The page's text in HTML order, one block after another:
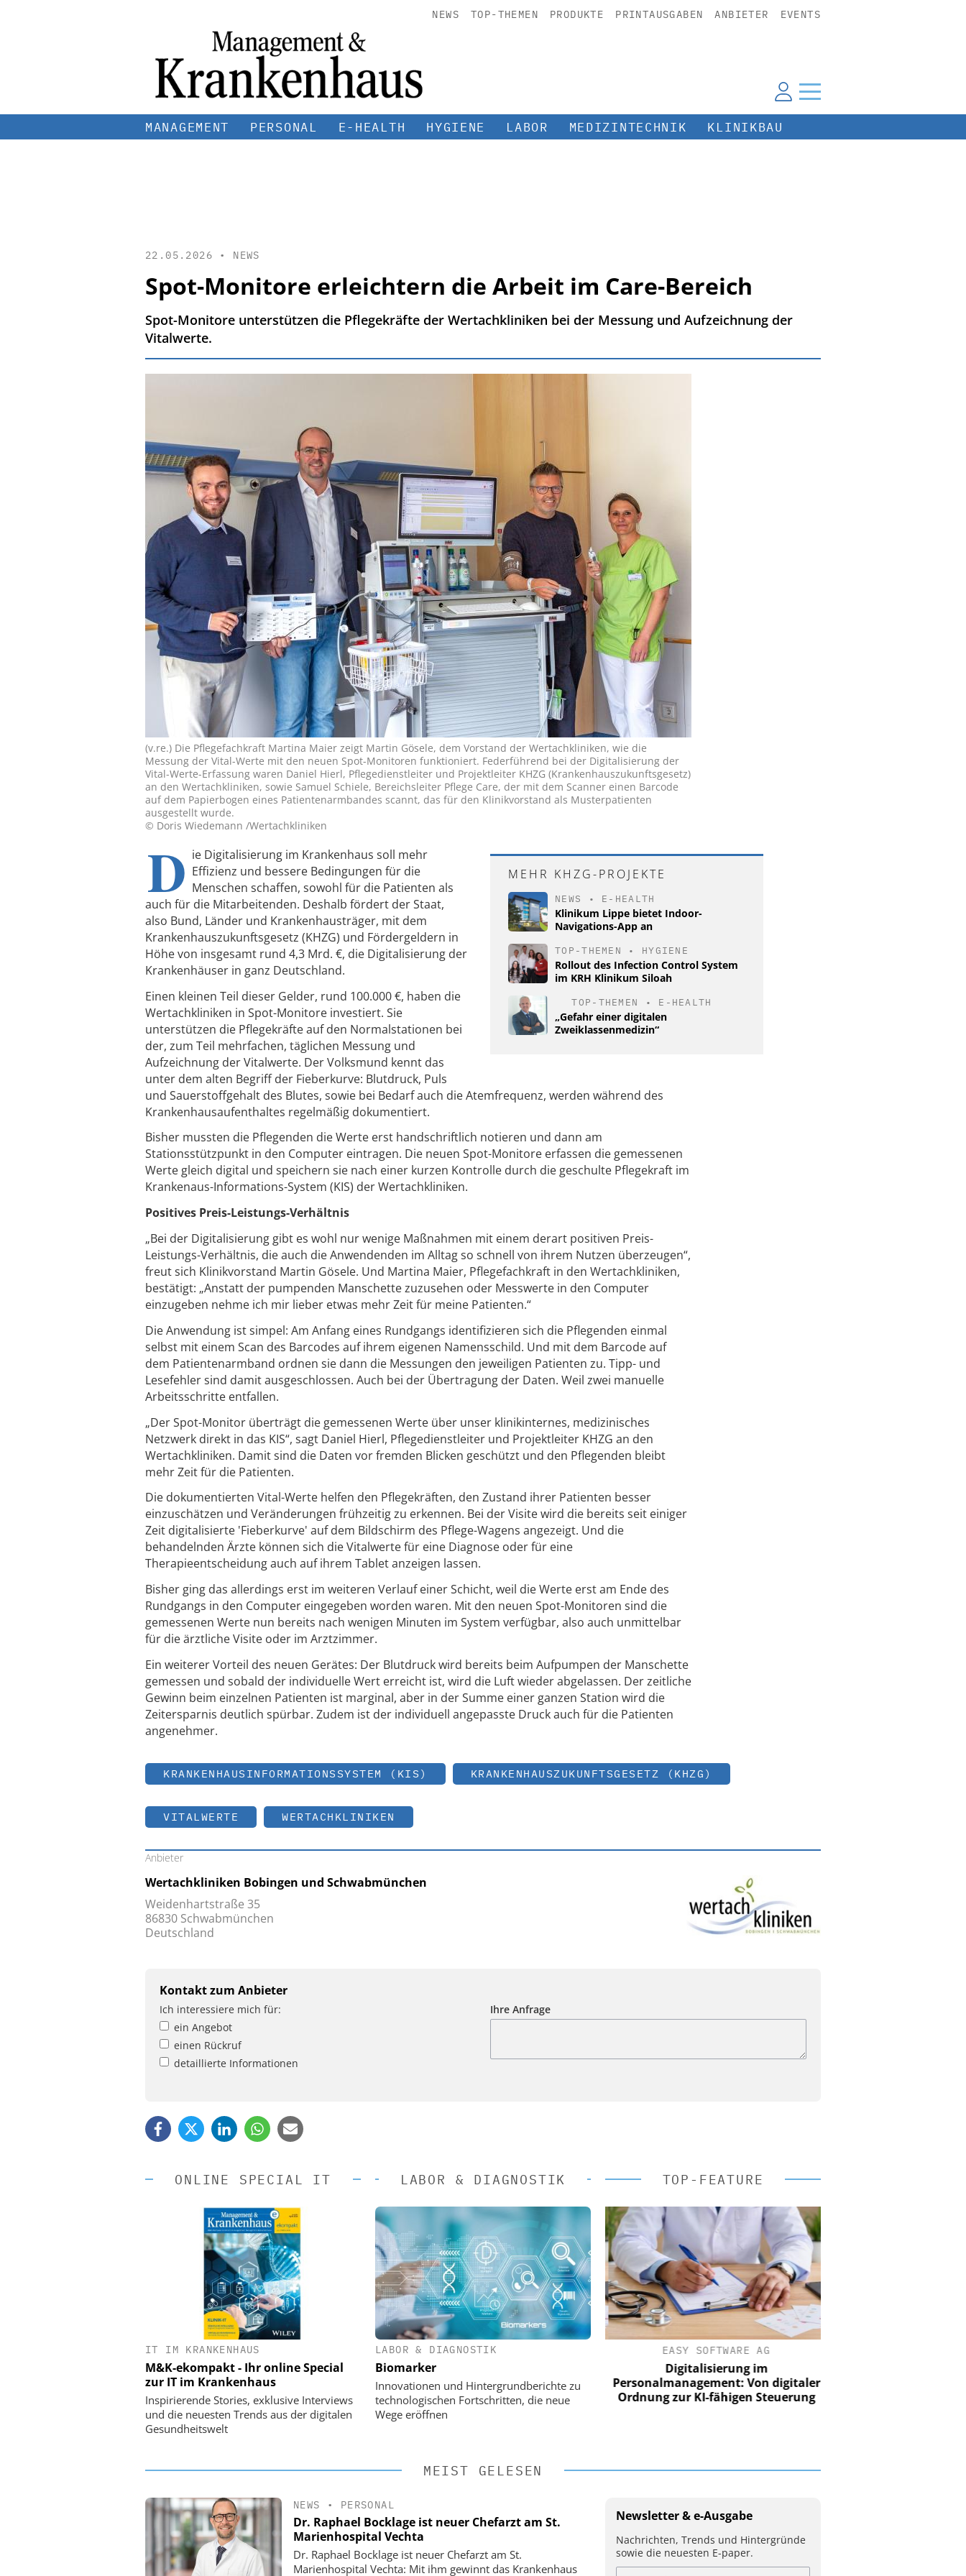
NEWS TOP-THEMEN PRODUKTE PRINTAUSGABEN ANBIETER EVENTS
MANAGEMENT PERSONAL E-HEALTH HYGIENE LABOR MEDIZINTECHNIK KLINIKBAU
22.05.2026 • NEWS
Spot-Monitore erleichtern die Arbeit im Care-Bereich
Spot-Monitore unterstützen die Pflegekräfte der Wertachkliniken bei der Messung und Aufzeichnung der
Vitalwerte.
(v.re.) Die Pflegefachkraft Martina Maier zeigt Martin Gösele, dem Vorstand der Wertachkliniken, wie die
Messung der Vital-Werte mit den neuen Spot-Monitoren funktioniert. Federführend bei der Digitalisierung der
Vital-Werte-Erfassung waren Daniel Hierl, Pflegedienstleiter und Projektleiter KHZG (Krankenhauszukunftsgesetz)
an den Wertachkliniken, sowie Samuel Schiele, Bereichsleiter Pflege Care, der mit dem Scanner einen Barcode
auf dem Papierbogen eines Patientenarmbandes scannt, das für den Klinikvorstand als Musterpatienten
ausgestellt wurde.
© Doris Wiedemann /Wertachkliniken
MEHR KHZG-PROJEKTE
NEWS • E-HEALTH
Klinikum Lippe bietet Indoor-
Navigations-App an
TOP-THEMEN • HYGIENE
Rollout des Infection Control System
im KRH Klinikum Siloah
TOP-THEMEN • E-HEALTH
„Gefahr einer digitalen
Zweiklassenmedizin“
D ie Digitalisierung im Krankenhaus soll mehr
Effizienz und bessere Bedingungen für die
Menschen schaffen, sowohl für die Patienten als
auch für die Mitarbeitenden. Deshalb fördert der Staat,
also Bund, Länder und Krankenhausträger, mit dem
Krankenhauszukunftsgesetz (KHZG) und Fördergeldern in
Höhe von insgesamt rund 4,3 Mrd. €, die Digitalisierung der
Krankenhäuser in ganz Deutschland.
Einen kleinen Teil dieser Gelder, rund 100.000 €, haben die
Wertachkliniken in Spot-Monitore investiert. Sie
unterstützen die Pflegekräfte auf den Normalstationen bei
der, zum Teil mehrfachen, täglichen Messung und
Aufzeichnung der Vitalwerte. Der Volksmund kennt das
unter dem alten Begriff der Fieberkurve: Blutdruck, Puls
und Sauerstoffgehalt des Blutes, sowie bei Bedarf auch die Atemfrequenz, werden während des
Krankenhausaufenthaltes regelmäßig dokumentiert.
Bisher mussten die Pflegenden die Werte erst handschriftlich notieren und dann am
Stationsstützpunkt in den Computer eintragen. Die neuen Spot-Monitore erfassen die gemessenen
Werte gleich digital und speichern sie nach einer kurzen Kontrolle durch die geschulte Pflegekraft im
Krankenaus-Informations-System (KIS) der Wertachkliniken.
Positives Preis-Leistungs-Verhältnis
„Bei der Digitalisierung gibt es wohl nur wenige Maßnahmen mit einem derart positiven Preis-
Leistungs-Verhältnis, die auch die Anwendenden im Alltag so schnell von ihrem Nutzen überzeugen“,
freut sich Klinikvorstand Martin Gösele. Und Martina Maier, Pflegefachkraft in den Wertachkliniken,
bestätigt: „Anstatt der pumpenden Manschette zuzusehen oder Messwerte in den Computer
einzugeben nehme ich mir lieber etwas mehr Zeit für meine Patienten.“
Die Anwendung ist simpel: Am Anfang eines Rundgangs identifizieren sich die Pflegenden einmal
selbst mit einem Scan des Barcodes auf ihrem eigenen Namensschild. Und mit dem Barcode auf
dem Patientenarmband ordnen sie dann die Messungen den jeweiligen Patienten zu. Tipp- und
Lesefehler sind damit ausgeschlossen. Auch bei der Übertragung der Daten. Weil zwei manuelle
Arbeitsschritte entfallen.
„Der Spot-Monitor überträgt die gemessenen Werte über unser klinikinternes, medizinisches
Netzwerk direkt in das KIS“, sagt Daniel Hierl, Pflegedienstleiter und Projektleiter KHZG an den
Wertachkliniken. Damit sind die Daten vor fremden Blicken geschützt und den Pflegenden bleibt
mehr Zeit für die Patienten.
Die dokumentierten Vital-Werte helfen den Pflegekräften, den Zustand ihrer Patienten besser
einzuschätzen und Veränderungen frühzeitig zu erkennen. Bei der Visite wird die bereits seit einiger
Zeit digitalisierte 'Fieberkurve' auf dem Bildschirm des Pflege-Wagens angezeigt. Und die
behandelnden Ärzte können sich die Vitalwerte für eine Diagnose oder für eine
Therapieentscheidung auch auf ihrem Tablet anzeigen lassen.
Bisher ging das allerdings erst im weiteren Verlauf einer Schicht, weil die Werte erst am Ende des
Rundgangs in den Computer eingegeben worden waren. Mit den neuen Spot-Monitoren sind die
gemessenen Werte nun bereits nach wenigen Minuten im System verfügbar, also auch unmittelbar
für die ärztliche Visite oder im Arztzimmer.
Ein weiterer Vorteil des neuen Gerätes: Der Blutdruck wird bereits beim Aufpumpen der Manschette
gemessen und sobald der individuelle Wert erreicht ist, wird die Luft wieder abgelassen. Der zeitliche
Gewinn beim einzelnen Patienten ist marginal, aber in der Summe einer ganzen Station wird die
Zeitersparnis deutlich spürbar. Zudem ist der individuell angepasste Druck auch für die Patienten
angenehmer.
KRANKENHAUSINFORMATIONSSYSTEM (KIS) KRANKENHAUSZUKUNFTSGESETZ (KHZG)
VITALWERTE WERTACHKLINIKEN
Anbieter
Wertachkliniken Bobingen und Schwabmünchen
Weidenhartstraße 35
86830 Schwabmünchen
Deutschland
Kontakt zum Anbieter
Ich interessiere mich für:
ein Angebot
einen Rückruf
detaillierte Informationen
Ihre Anfrage
ONLINE SPECIAL IT
IT IM KRANKENHAUS
M&K-ekompakt - Ihr online Special
zur IT im Krankenhaus
Inspirierende Stories, exklusive Interviews
und die neuesten Trends aus der digitalen
Gesundheitswelt
LABOR & DIAGNOSTIK
LABOR & DIAGNOSTIK
Biomarker
Innovationen und Hintergrundberichte zu
technologischen Fortschritten, die neue
Wege eröffnen
TOP-FEATURE
EASY SOFTWARE AG
Digitalisierung im
Personalmanagement: Von digitaler
Ordnung zur KI-fähigen Steuerung
EASY SOFTWARE AG
Personalmanagement: Von digitaler
Ordnung zur KI-fähigen Steuerung
EASY SOFTWARE AG
Digitalisierung im
Personalmanagement: Von digitaler
Ordnung zur KI-fähigen Steuerung
MEIST GELESEN
NEWS • PERSONAL
Dr. Raphael Bocklage ist neuer Chefarzt am St.
Marienhospital Vechta
Dr. Raphael Bocklage ist neuer Chefarzt am St.
Marienhospital Vechta: Mit ihm gewinnt das Krankenhaus
Newsletter & e-Ausgabe
Nachrichten, Trends und Hintergründe
sowie die neuesten E-paper.